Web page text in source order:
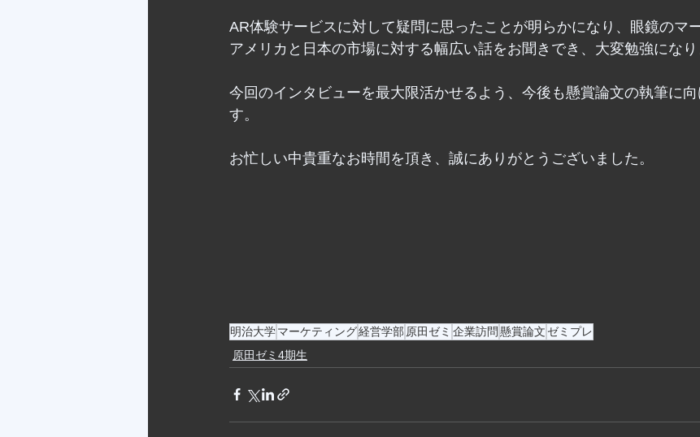
AR体験サービスに対して疑問に思ったことが明らかになり、眼鏡のマ
アメリカと日本の市場に対する幅広い話をお聞きでき、大変勉強になり
今回のインタビューを最大限活かせるよう、今後も懸賞論文の執筆に
す。
お忙しい中貴重なお時間を頂き、誠にありがとうございました。
明治大学マーケティング経営学部 原田ゼミ 企業訪問懸賞論文 ゼミプレ
原田ゼミ4期生